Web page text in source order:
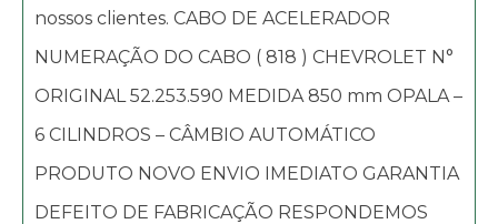
nossos clientes. CABO DE ACELERADOR
NUMERAÇÃO DO CABO ( 818 ) CHEVROLET N°
ORIGINAL 52.253.590 MEDIDA 850 mm OPALA –
6 CILINDROS – CÂMBIO AUTOMÁTICO
PRODUTO NOVO ENVIO IMEDIATO GARANTIA
DEFEITO DE FABRICAÇÃO RESPONDEMOS